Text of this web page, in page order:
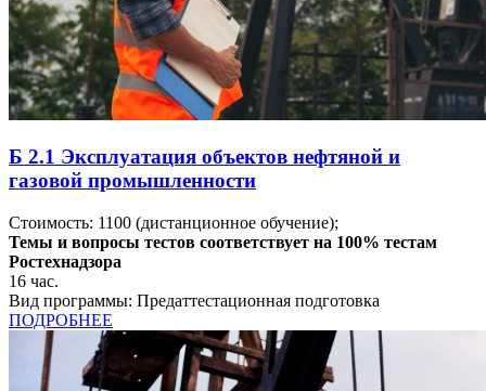
Б 2.1 Эксплуатация объектов нефтяной и
газовой промышленности
Стоимость: 1100 (дистанционное обучение);
Темы и вопросы тестов соответствует на 100% тестам
Ростехнадзора
16 час.
Вид программы: Предаттестационная подготовка
ПОДРОБНЕЕ